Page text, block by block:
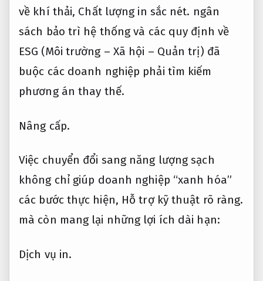
về khí thải, Chất lượng in sắc nét. ngân
sách bảo trì hệ thống và các quy định về
ESG (Môi trường – Xã hội – Quản trị) đã
buộc các doanh nghiệp phải tìm kiếm
phương án thay thế.
Nâng cấp.
Việc chuyển đổi sang năng lượng sạch
không chỉ giúp doanh nghiệp “xanh hóa”
các bước thực hiện, Hỗ trợ kỹ thuật rõ ràng.
mà còn mang lại những lợi ích dài hạn:
Dịch vụ in.